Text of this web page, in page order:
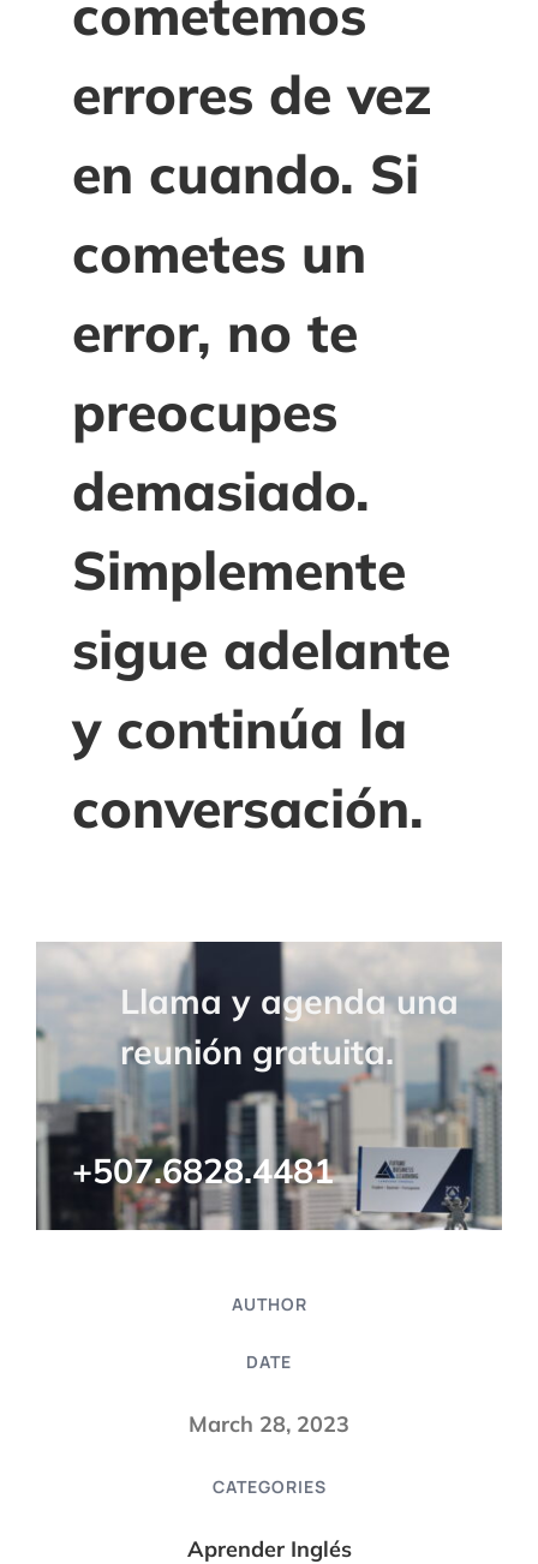
AUTHOR
DATE
March 28, 2023
CATEGORIES
Aprender Inglés
cometemos
errores de vez
en cuando. Si
cometes un
error, no te
preocupes
demasiado.
Simplemente
sigue adelante
y continúa la
conversación.
Llama y agenda una
reunión gratuita.
+507.6828.4481